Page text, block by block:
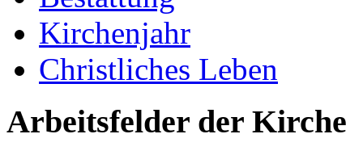
Kirchenjahr
Christliches Leben
Arbeitsfelder der Kirche